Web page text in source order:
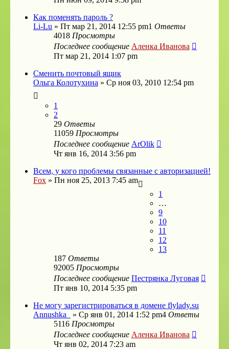
Как поменять пароль ?
Li-Lu » Пт мар 21, 2014 12:55 pm1 Ответы
4018 Просмотры
Последнее сообщение Аленка Иванова
Пт мар 21, 2014 1:07 pm
Сменить почтовый ящик
Ольга Колотухина » Ср ноя 03, 2010 12:54 pm
1
2
29 Ответы
11059 Просмотры
Последнее сообщение ArOlik
Чт янв 16, 2014 3:56 pm
Всем, у кого проблемы связанные с авторизацией!
Fox » Пн ноя 25, 2013 7:45 am
1
…
9
10
11
12
13
187 Ответы
92005 Просмотры
Последнее сообщение Пестрянка Луговая
Пт янв 10, 2014 5:35 pm
Не могу зарегистрироваться в домене flylady.su
Annushka_
» Ср янв 01, 2014 1:52 pm4 Ответы
5116 Просмотры
Последнее сообщение Аленка Иванова
Чт янв 02, 2014 7:23 am